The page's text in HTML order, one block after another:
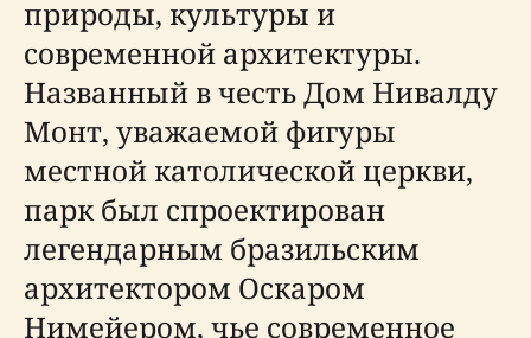
природы, культуры и
современной архитектуры.
Названный в честь Дом Нивалду
Монт, уважаемой фигуры
местной католической церкви,
парк был спроектирован
легендарным бразильским
архитектором Оскаром
Нимейером, чье современное